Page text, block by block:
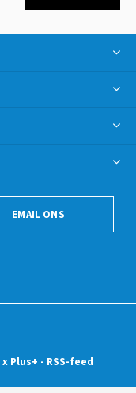
EMAIL ONS
x Plus+ - RSS-feed